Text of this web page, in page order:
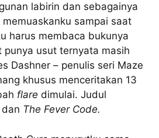
labirin dan sebagainya
sampai saat
harus membaca bukunya
punya usut ternyata masih
Dashner – penulis seri Maze
khusus menceritakan 13
flare dimulai. Judul
The Fever Code.